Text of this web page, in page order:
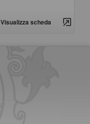
Visualizza scheda